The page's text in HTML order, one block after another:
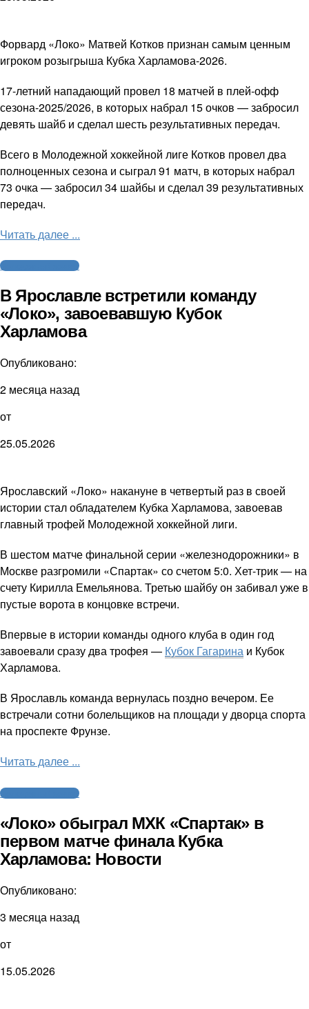
Форвард «Локо» Матвей Котков признан самым ценным
игроком розыгрыша Кубка Харламова-2026.
17-летний нападающий провел 18 матчей в плей-офф
сезона-2025/2026, в которых набрал 15 очков — забросил
девять шайб и сделал шесть результативных передач.
Всего в Молодежной хоккейной лиге Котков провел два
полноценных сезона и сыграл 91 матч, в которых набрал
73 очка — забросил 34 шайбы и сделал 39 результативных
передач.
Читать далее ...
Молодежный хоккей
В Ярославле встретили команду
«Локо», завоевавшую Кубок
Харламова
Опубликовано:
2 месяца назад
от
25.05.2026
Ярославский «Локо» накануне в четвертый раз в своей
истории стал обладателем Кубка Харламова, завоевав
главный трофей Молодежной хоккейной лиги.
В шестом матче финальной серии «железнодорожники» в
Москве разгромили «Спартак» со счетом 5:0. Хет-трик — на
счету Кирилла Емельянова. Третью шайбу он забивал уже в
пустые ворота в концовке встречи.
Впервые в истории команды одного клуба в один год
завоевали сразу два трофея — Кубок Гагарина и Кубок
Харламова.
В Ярославль команда вернулась поздно вечером. Ее
встречали сотни болельщиков на площади у дворца спорта
на проспекте Фрунзе.
Читать далее ...
Молодежный хоккей
«Локо» обыграл МХК «Спартак» в
первом матче финала Кубка
Харламова: Новости
Опубликовано:
3 месяца назад
от
15.05.2026